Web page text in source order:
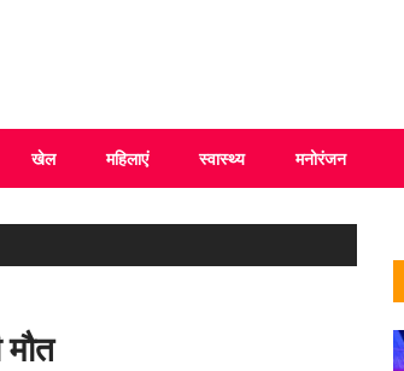
खेल महिलाएं स्वास्थ्य मनोरंजन